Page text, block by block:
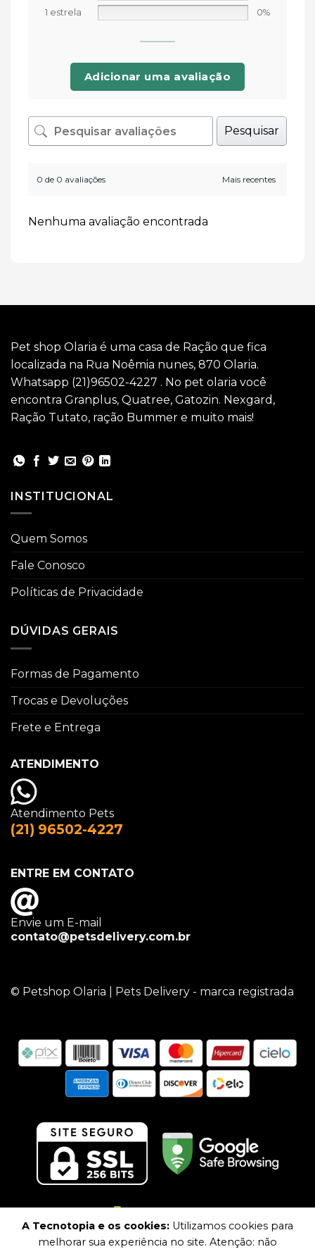
1 estrela
0%
Adicionar uma avaliação
Pesquisar
0 de 0 avaliações
Nenhuma avaliação encontrada
Pet shop Olaria é uma casa de Ração que fica
localizada na Rua Noêmia nunes, 870 Olaria.
Whatsapp (21)96502-4227 . No pet olaria você
encontra Granplus, Quatree, Gatozin. Nexgard,
Ração Tutato, ração Bummer e muito mais!
INSTITUCIONAL
Quem Somos
Fale Conosco
Políticas de Privacidade
DÚVIDAS GERAIS
Formas de Pagamento
Trocas e Devoluções
Frete e Entrega
ATENDIMENTO
Atendimento Pets
(21) 96502-4227
ENTRE EM CONTATO
Envie um E-mail
contato@petsdelivery.com.br
© Petshop Olaria | Pets Delivery - marca registrada
A Tecnotopia e os cookies: Utilizamos cookies para
melhorar sua experiência no site. Atenção: não